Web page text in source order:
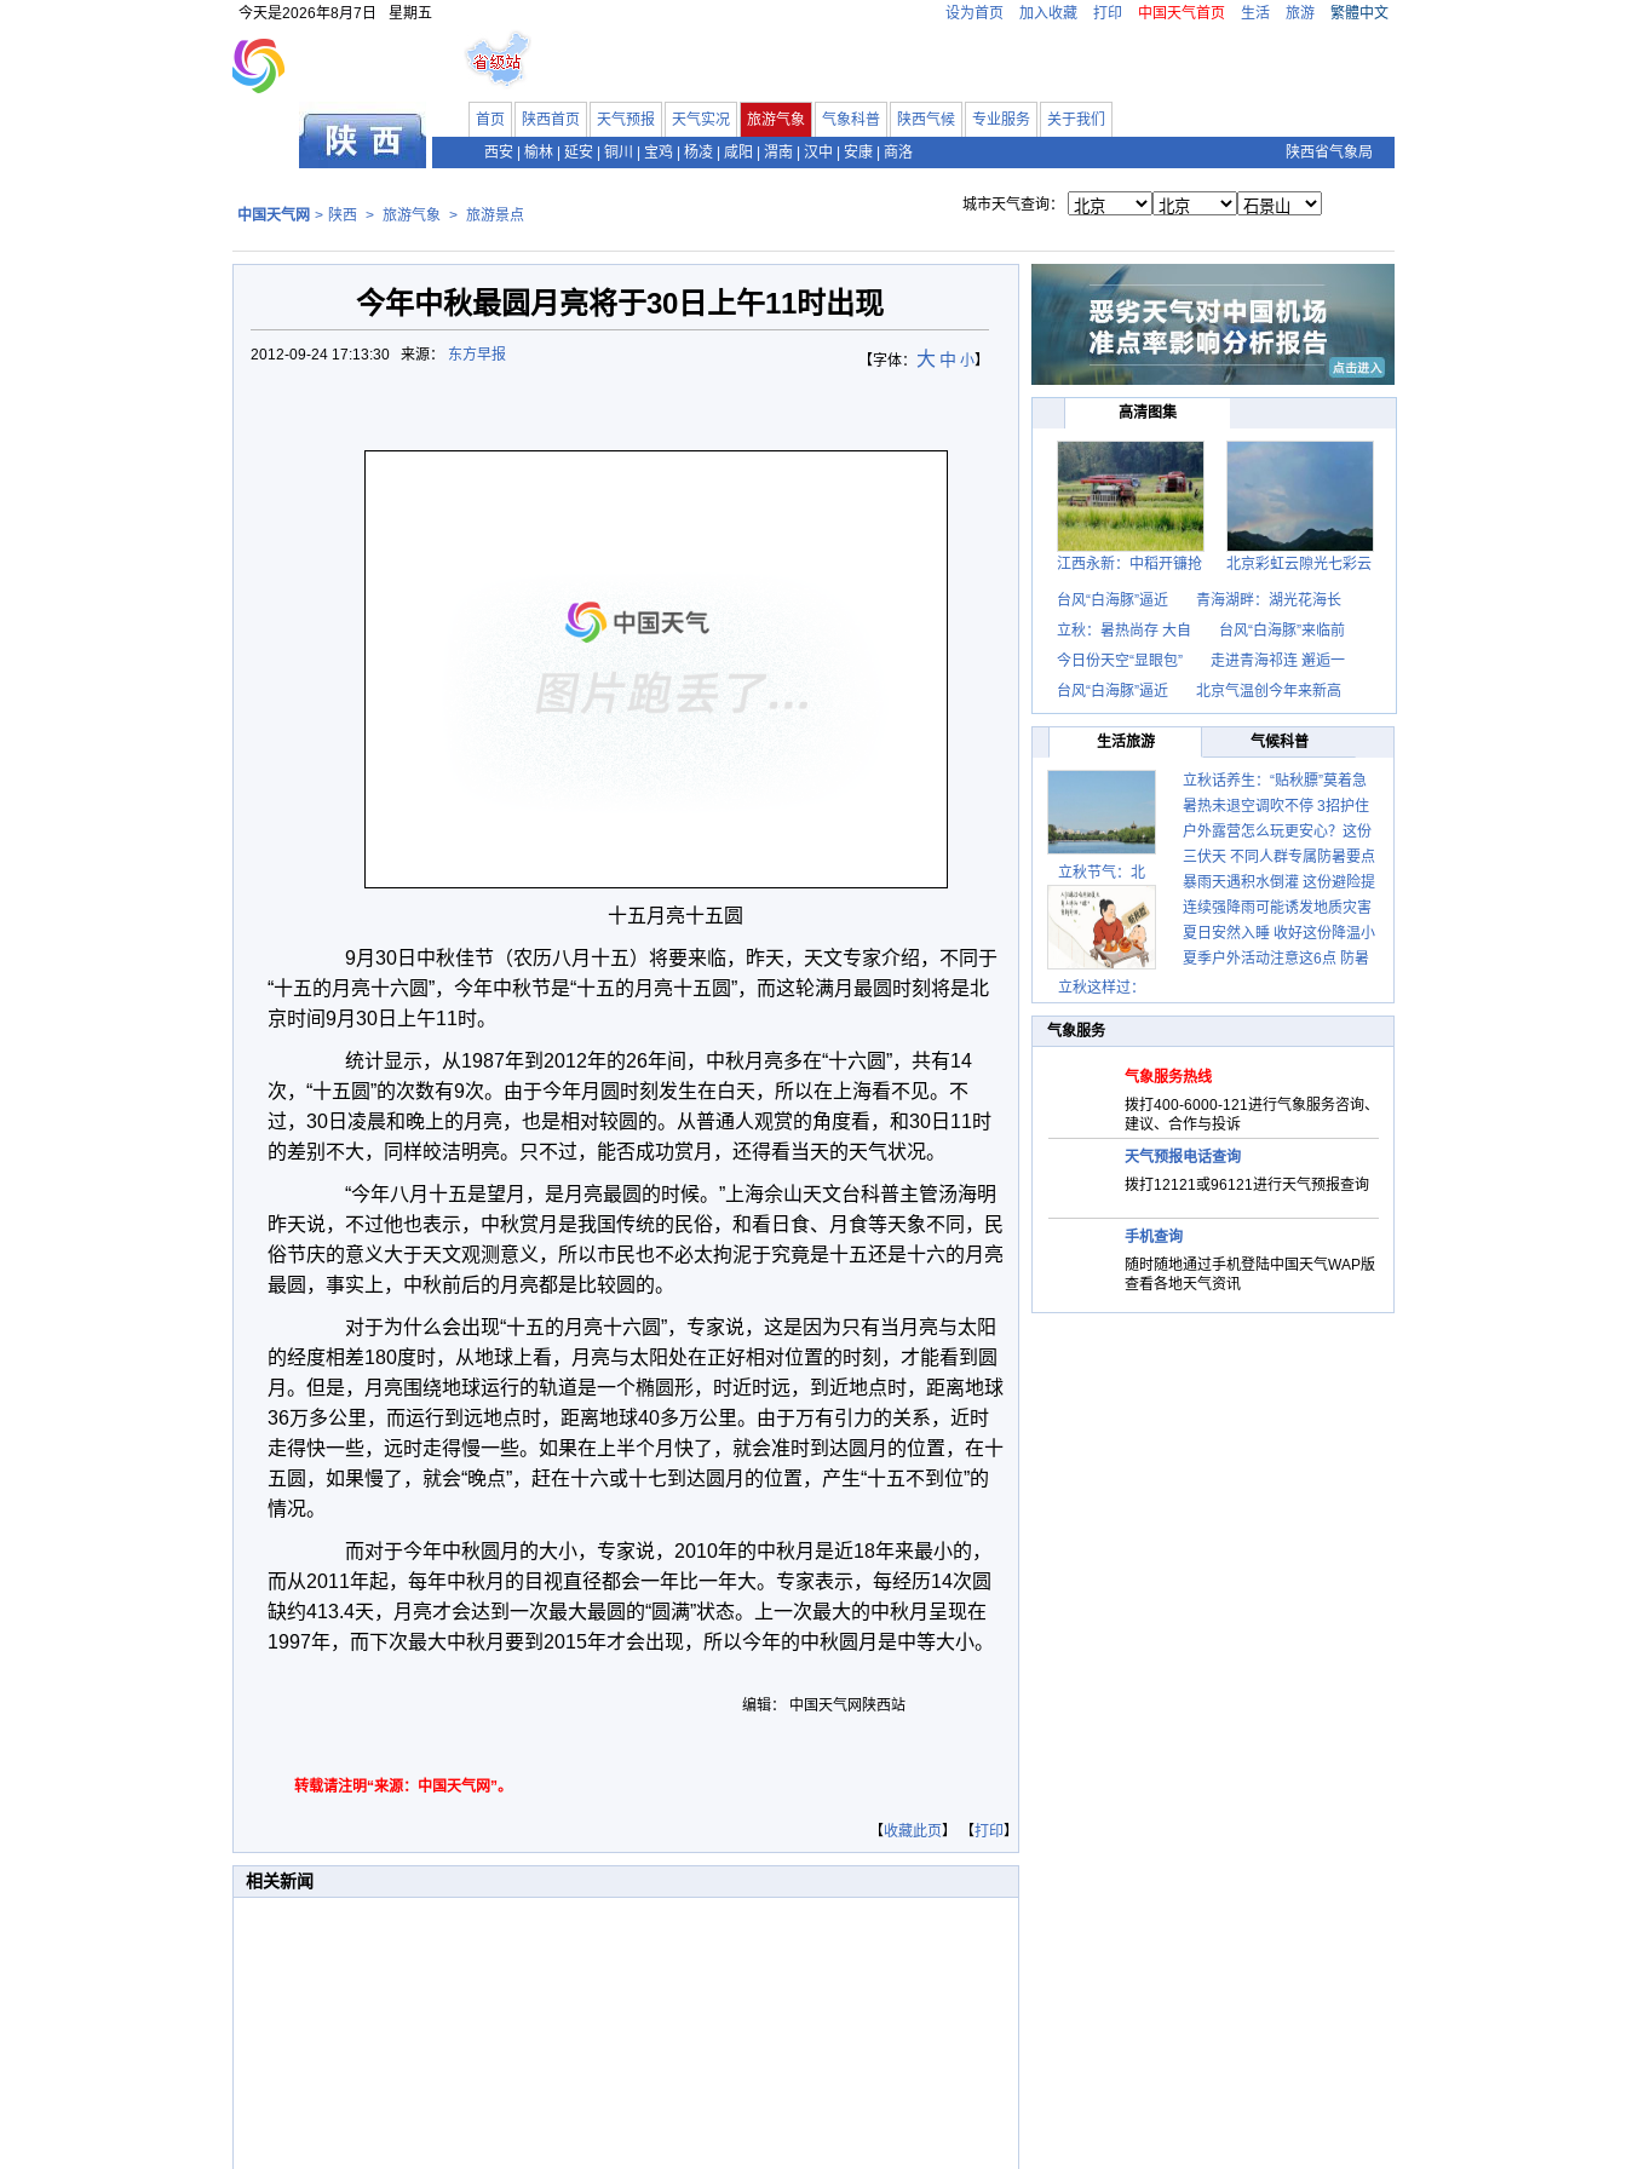
今天是2026年8月7日 星期五 设为首页 加入收藏 打印 中国天气首页 生活 旅游 繁體中文
首页 陕西首页 天气预报 天气实况 旅游气象 气象科普 陕西气候 专业服务
关于我们
西安
榆林 延安 铜川 宝鸡 杨凌 咸阳 渭南 汉中 安康 商洛 陕西省气象局
中国天气网 > 陕西 > 旅游气象 > 旅游景点
城市天气查询：
今年中秋最圆月亮将于30日上午11时出现
【字体： 大 中 小】
2012-09-24 17:13:30 来源： 东方早报
十五月亮十五圆
9月30日中秋佳节（农历八月十五）将要来临，昨天，天文专家介绍，不同于
“十五的月亮十六圆”，今年中秋节是“十五的月亮十五圆”，而这轮满月最圆时刻将是北
京时间9月30日上午11时。
统计显示，从1987年到2012年的26年间，中秋月亮多在“十六圆”，共有14
次，“十五圆”的次数有9次。由于今年月圆时刻发生在白天，所以在上海看不见。不
过，30日凌晨和晚上的月亮，也是相对较圆的。从普通人观赏的角度看，和30日11时
的差别不大，同样皎洁明亮。只不过，能否成功赏月，还得看当天的天气状况。
“今年八月十五是望月，是月亮最圆的时候。”上海佘山天文台科普主管汤海明
昨天说，不过他也表示，中秋赏月是我国传统的民俗，和看日食、月食等天象不同，民
俗节庆的意义大于天文观测意义，所以市民也不必太拘泥于究竟是十五还是十六的月亮
最圆，事实上，中秋前后的月亮都是比较圆的。
对于为什么会出现“十五的月亮十六圆”，专家说，这是因为只有当月亮与太阳
的经度相差180度时，从地球上看，月亮与太阳处在正好相对位置的时刻，才能看到圆
月。但是，月亮围绕地球运行的轨道是一个椭圆形，时近时远，到近地点时，距离地球
36万多公里，而运行到远地点时，距离地球40多万公里。由于万有引力的关系，近时
走得快一些，远时走得慢一些。如果在上半个月快了，就会准时到达圆月的位置，在十
五圆，如果慢了，就会“晚点”，赶在十六或十七到达圆月的位置，产生“十五不到位”的
情况。
而对于今年中秋圆月的大小，专家说，2010年的中秋月是近18年来最小的，
而从2011年起，每年中秋月的目视直径都会一年比一年大。专家表示，每经历14次圆
缺约413.4天，月亮才会达到一次最大最圆的“圆满”状态。上一次最大的中秋月呈现在
1997年，而下次最大中秋月要到2015年才会出现，所以今年的中秋圆月是中等大小。
编辑： 中国天气网陕西站
转载请注明“来源：中国天气网”。
【收藏此页】 【打印】
相关新闻
高清图集
江西永新：中稻开镰抢 北京彩虹云隙光七彩云
台风“白海豚”逼近
青海湖畔：湖光花海长
立秋：暑热尚存 大自
台风“白海豚”来临前
今日份天空“显眼包”
走进青海祁连 邂逅一
台风“白海豚”逼近
北京气温创今年来新高
生活旅游 气候科普
立秋节气：北
立秋这样过：
立秋话养生：“贴秋膘”莫着急
先清暑再防燥
暑热未退空调吹不停 3招护住
肩颈不酸痛
户外露营怎么玩更安心？这份
攻略请收好
三伏天 不同人群专属防暑要点
请收好
暴雨天遇积水倒灌 这份避险提
示请收好
连续强降雨可能诱发地质灾害
这些前兆要知道
夏日安然入睡 收好这份降温小
贴士
夏季户外活动注意这6点 防暑
气象服务
气象服务热线
拨打400-6000-121进行气象服务咨询、
建议、合作与投诉
天气预报电话查询
拨打12121或96121进行天气预报查询
手机查询
随时随地通过手机登陆中国天气WAP版
查看各地天气资讯